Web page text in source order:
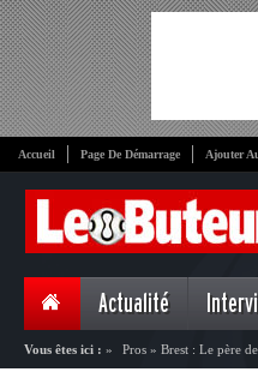
Accueil Page De Démarrage Ajouter
Actualité
Vous êtes ici : » Pros » Brest : Le père